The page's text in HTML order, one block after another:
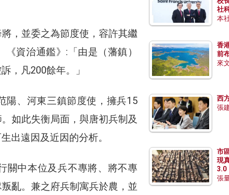
，並委之為節度使，容許其繼
資治通鑑》:「由是（藩鎮）
，凡200餘年。」
陽、河東三鎮節度使，擁兵15
如此失衡局面，與唐初兵制及
出遠因及近因的分析。
關中本位及兵不專將、將不專
亂。兼之府兵制寓兵於農，並
社
本
香
前
來
西
張
市
現
3.0
張